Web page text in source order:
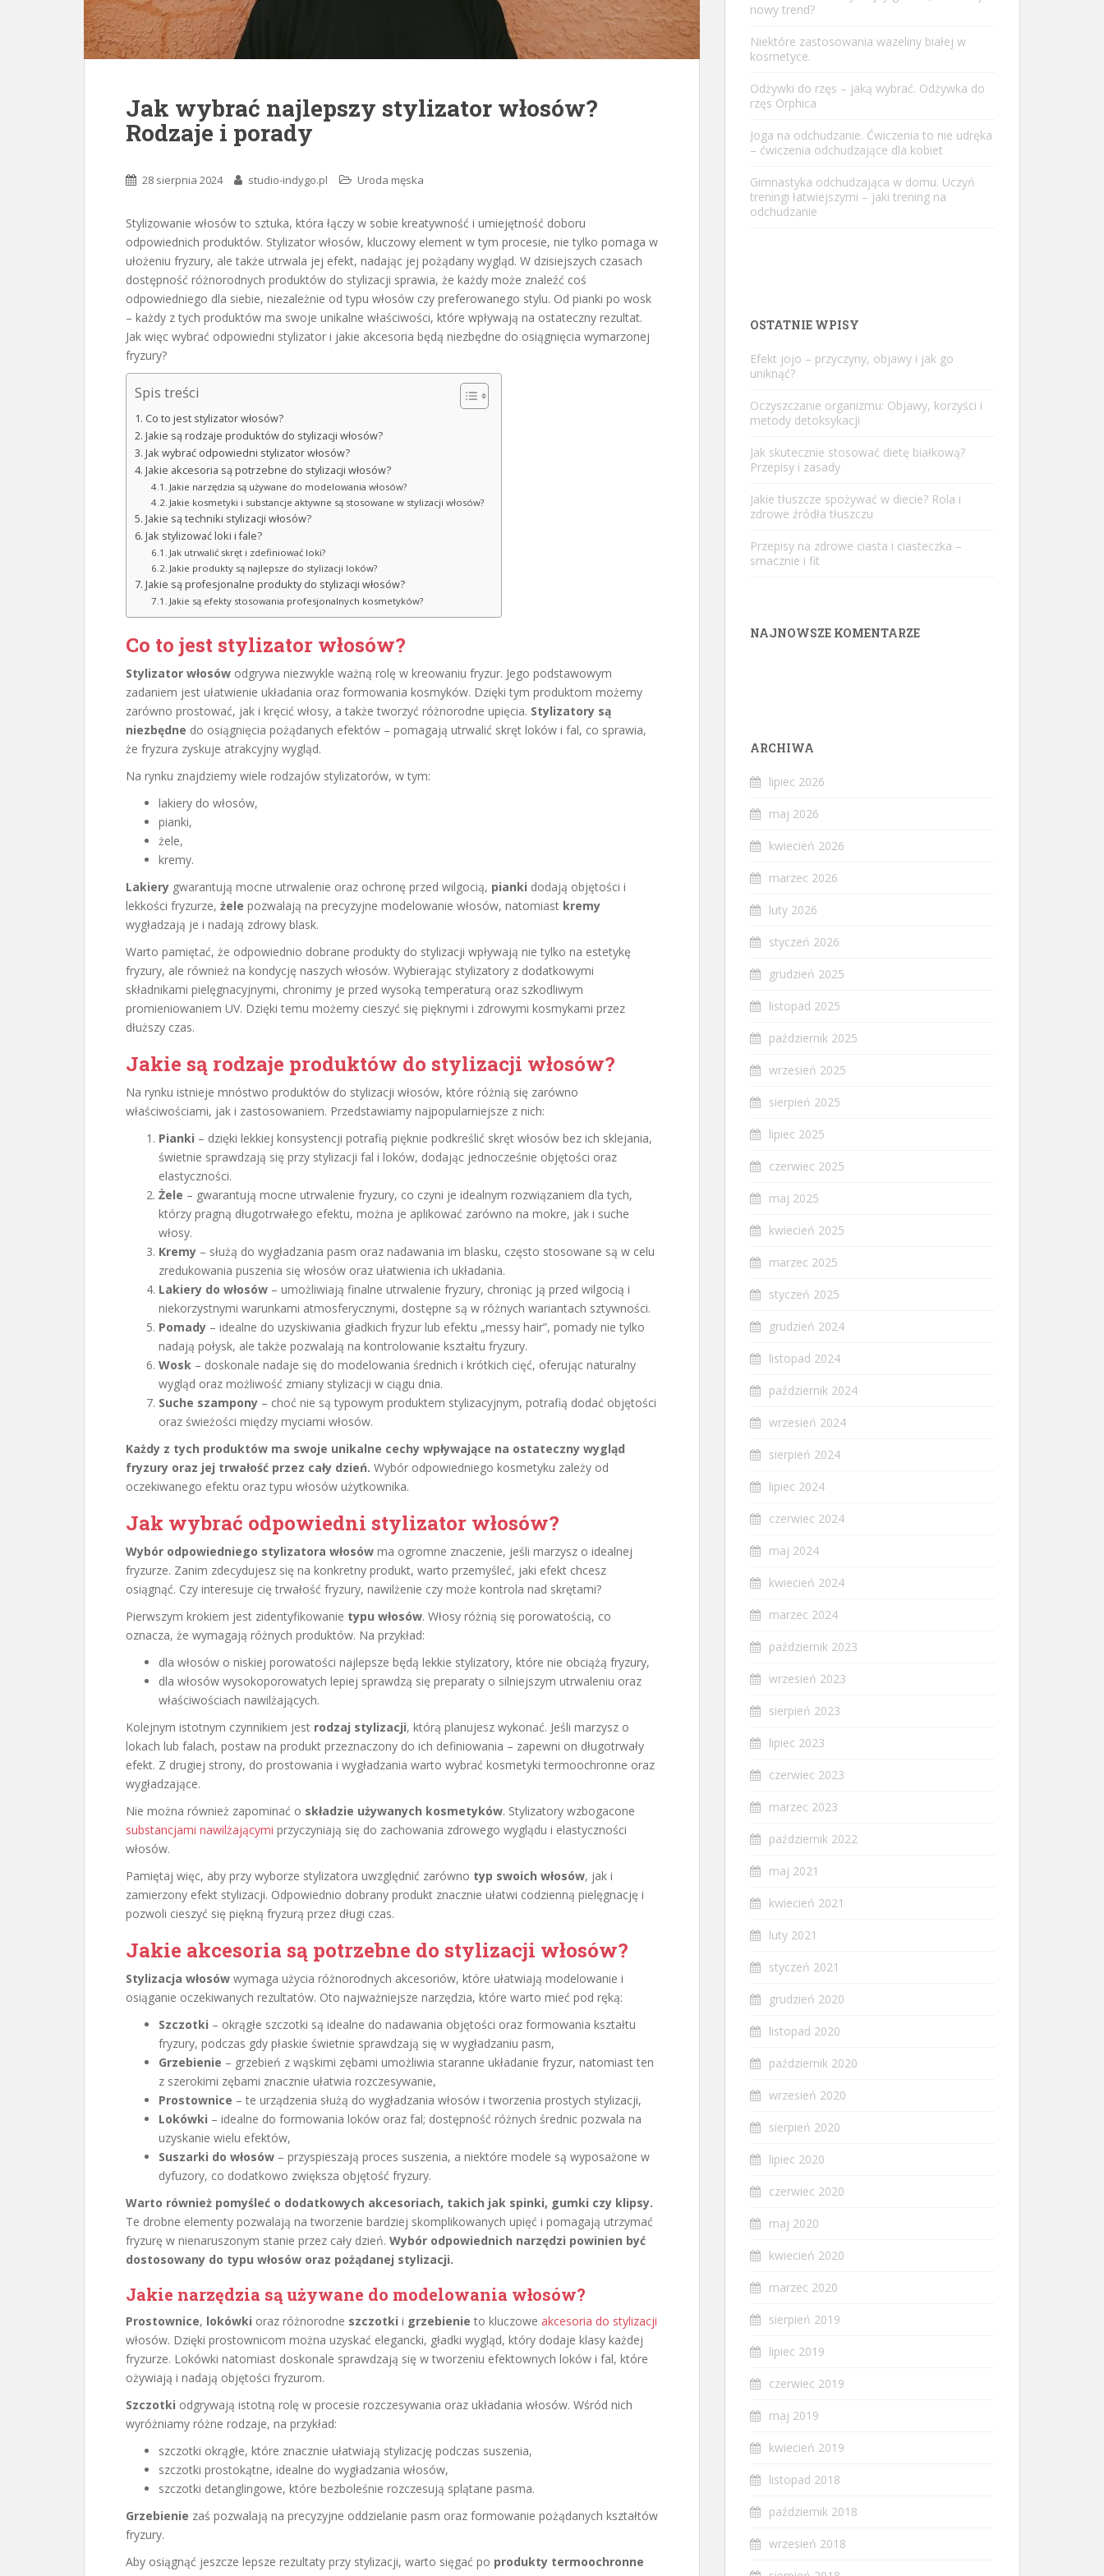
Jak wybrać najlepszy stylizator włosów?
Rodzaje i porady
28 sierpnia 2024 studio-indygo.pl Uroda męska
Stylizowanie włosów to sztuka, która łączy w sobie kreatywność i umiejętność doboru
odpowiednich produktów. Stylizator włosów, kluczowy element w tym procesie, nie tylko pomaga w
ułożeniu fryzury, ale także utrwala jej efekt, nadając jej pożądany wygląd. W dzisiejszych czasach
dostępność różnorodnych produktów do stylizacji sprawia, że każdy może znaleźć coś
odpowiedniego dla siebie, niezależnie od typu włosów czy preferowanego stylu. Od pianki po wosk
– każdy z tych produktów ma swoje unikalne właściwości, które wpływają na ostateczny rezultat.
Jak więc wybrać odpowiedni stylizator i jakie akcesoria będą niezbędne do osiągnięcia wymarzonej
fryzury?
Spis treści
Co to jest stylizator włosów?
Jakie są rodzaje produktów do stylizacji włosów?
Jak wybrać odpowiedni stylizator włosów?
Jakie akcesoria są potrzebne do stylizacji włosów?
Jakie narzędzia są używane do modelowania włosów?
Jakie kosmetyki i substancje aktywne są stosowane w stylizacji włosów?
Jakie są techniki stylizacji włosów?
Jak stylizować loki i fale?
Jak utrwalić skręt i zdefiniować loki?
Jakie produkty są najlepsze do stylizacji loków?
Jakie są profesjonalne produkty do stylizacji włosów?
Jakie są efekty stosowania profesjonalnych kosmetyków?
Co to jest stylizator włosów?
Stylizator włosów odgrywa niezwykle ważną rolę w kreowaniu fryzur. Jego podstawowym
zadaniem jest ułatwienie układania oraz formowania kosmyków. Dzięki tym produktom możemy
zarówno prostować, jak i kręcić włosy, a także tworzyć różnorodne upięcia. Stylizatory są
niezbędne do osiągnięcia pożądanych efektów – pomagają utrwalić skręt loków i fal, co sprawia,
że fryzura zyskuje atrakcyjny wygląd.
Na rynku znajdziemy wiele rodzajów stylizatorów, w tym:
lakiery do włosów,
pianki,
żele,
kremy.
Lakiery gwarantują mocne utrwalenie oraz ochronę przed wilgocią, pianki dodają objętości i
lekkości fryzurze, żele pozwalają na precyzyjne modelowanie włosów, natomiast kremy
wygładzają je i nadają zdrowy blask.
Warto pamiętać, że odpowiednio dobrane produkty do stylizacji wpływają nie tylko na estetykę
fryzury, ale również na kondycję naszych włosów. Wybierając stylizatory z dodatkowymi
składnikami pielęgnacyjnymi, chronimy je przed wysoką temperaturą oraz szkodliwym
promieniowaniem UV. Dzięki temu możemy cieszyć się pięknymi i zdrowymi kosmykami przez
dłuższy czas.
Jakie są rodzaje produktów do stylizacji włosów?
Na rynku istnieje mnóstwo produktów do stylizacji włosów, które różnią się zarówno
właściwościami, jak i zastosowaniem. Przedstawiamy najpopularniejsze z nich:
Pianki – dzięki lekkiej konsystencji potrafią pięknie podkreślić skręt włosów bez ich sklejania,
świetnie sprawdzają się przy stylizacji fal i loków, dodając jednocześnie objętości oraz
elastyczności.
Żele – gwarantują mocne utrwalenie fryzury, co czyni je idealnym rozwiązaniem dla tych,
którzy pragną długotrwałego efektu, można je aplikować zarówno na mokre, jak i suche
włosy.
Kremy – służą do wygładzania pasm oraz nadawania im blasku, często stosowane są w celu
zredukowania puszenia się włosów oraz ułatwienia ich układania.
Lakiery do włosów – umożliwiają finalne utrwalenie fryzury, chroniąc ją przed wilgocią i
niekorzystnymi warunkami atmosferycznymi, dostępne są w różnych wariantach sztywności.
Pomady – idealne do uzyskiwania gładkich fryzur lub efektu „messy hair”, pomady nie tylko
nadają połysk, ale także pozwalają na kontrolowanie kształtu fryzury.
Wosk – doskonale nadaje się do modelowania średnich i krótkich cięć, oferując naturalny
wygląd oraz możliwość zmiany stylizacji w ciągu dnia.
Suche szampony – choć nie są typowym produktem stylizacyjnym, potrafią dodać objętości
oraz świeżości między myciami włosów.
Każdy z tych produktów ma swoje unikalne cechy wpływające na ostateczny wygląd
fryzury oraz jej trwałość przez cały dzień. Wybór odpowiedniego kosmetyku zależy od
oczekiwanego efektu oraz typu włosów użytkownika.
Jak wybrać odpowiedni stylizator włosów?
Wybór odpowiedniego stylizatora włosów ma ogromne znaczenie, jeśli marzysz o idealnej
fryzurze. Zanim zdecydujesz się na konkretny produkt, warto przemyśleć, jaki efekt chcesz
osiągnąć. Czy interesuje cię trwałość fryzury, nawilżenie czy może kontrola nad skrętami?
Pierwszym krokiem jest zidentyfikowanie typu włosów. Włosy różnią się porowatością, co
oznacza, że wymagają różnych produktów. Na przykład:
dla włosów o niskiej porowatości najlepsze będą lekkie stylizatory, które nie obciążą fryzury,
dla włosów wysokoporowatych lepiej sprawdzą się preparaty o silniejszym utrwaleniu oraz
właściwościach nawilżających.
Kolejnym istotnym czynnikiem jest rodzaj stylizacji, którą planujesz wykonać. Jeśli marzysz o
lokach lub falach, postaw na produkt przeznaczony do ich definiowania – zapewni on długotrwały
efekt. Z drugiej strony, do prostowania i wygładzania warto wybrać kosmetyki termoochronne oraz
wygładzające.
Nie można również zapominać o składzie używanych kosmetyków. Stylizatory wzbogacone
substancjami nawilżającymi przyczyniają się do zachowania zdrowego wyglądu i elastyczności
włosów.
Pamiętaj więc, aby przy wyborze stylizatora uwzględnić zarówno typ swoich włosów, jak i
zamierzony efekt stylizacji. Odpowiednio dobrany produkt znacznie ułatwi codzienną pielęgnację i
pozwoli cieszyć się piękną fryzurą przez długi czas.
Jakie akcesoria są potrzebne do stylizacji włosów?
Stylizacja włosów wymaga użycia różnorodnych akcesoriów, które ułatwiają modelowanie i
osiąganie oczekiwanych rezultatów. Oto najważniejsze narzędzia, które warto mieć pod ręką:
Szczotki – okrągłe szczotki są idealne do nadawania objętości oraz formowania kształtu
fryzury, podczas gdy płaskie świetnie sprawdzają się w wygładzaniu pasm,
Grzebienie – grzebień z wąskimi zębami umożliwia staranne układanie fryzur, natomiast ten
z szerokimi zębami znacznie ułatwia rozczesywanie,
Prostownice – te urządzenia służą do wygładzania włosów i tworzenia prostych stylizacji,
Lokówki – idealne do formowania loków oraz fal; dostępność różnych średnic pozwala na
uzyskanie wielu efektów,
Suszarki do włosów – przyspieszają proces suszenia, a niektóre modele są wyposażone w
dyfuzory, co dodatkowo zwiększa objętość fryzury.
Warto również pomyśleć o dodatkowych akcesoriach, takich jak spinki, gumki czy klipsy.
Te drobne elementy pozwalają na tworzenie bardziej skomplikowanych upięć i pomagają utrzymać
fryzurę w nienaruszonym stanie przez cały dzień. Wybór odpowiednich narzędzi powinien być
dostosowany do typu włosów oraz pożądanej stylizacji.
Jakie narzędzia są używane do modelowania włosów?
Prostownice, lokówki oraz różnorodne szczotki i grzebienie to kluczowe akcesoria do stylizacji
włosów. Dzięki prostownicom można uzyskać elegancki, gładki wygląd, który dodaje klasy każdej
fryzurze. Lokówki natomiast doskonale sprawdzają się w tworzeniu efektownych loków i fal, które
ożywiają i nadają objętości fryzurom.
Szczotki odgrywają istotną rolę w procesie rozczesywania oraz układania włosów. Wśród nich
wyróżniamy różne rodzaje, na przykład:
szczotki okrągłe, które znacznie ułatwiają stylizację podczas suszenia,
szczotki prostokątne, idealne do wygładzania włosów,
szczotki detanglingowe, które bezboleśnie rozczesują splątane pasma.
Grzebienie zaś pozwalają na precyzyjne oddzielanie pasm oraz formowanie pożądanych kształtów
fryzury.
Aby osiągnąć jeszcze lepsze rezultaty przy stylizacji, warto sięgać po produkty termoochronne
nowy trend?
Niektóre zastosowania wazeliny białej w
kosmetyce.
Odżywki do rzęs – jaką wybrać. Odżywka do
rzęs Orphica
Joga na odchudzanie. Ćwiczenia to nie udręka
– ćwiczenia odchudzające dla kobiet
Gimnastyka odchudzająca w domu. Uczyń
treningi łatwiejszymi – jaki trening na
odchudzanie
OSTATNIE WPISY
Efekt jojo – przyczyny, objawy i jak go
uniknąć?
Oczyszczanie organizmu: Objawy, korzyści i
metody detoksykacji
Jak skutecznie stosować dietę białkową?
Przepisy i zasady
Jakie tłuszcze spożywać w diecie? Rola i
zdrowe źródła tłuszczu
Przepisy na zdrowe ciasta i ciasteczka –
smacznie i fit
NAJNOWSZE KOMENTARZE
ARCHIWA
lipiec 2026
maj 2026
kwiecień 2026
marzec 2026
luty 2026
styczeń 2026
grudzień 2025
listopad 2025
październik 2025
wrzesień 2025
sierpień 2025
lipiec 2025
czerwiec 2025
maj 2025
kwiecień 2025
marzec 2025
styczeń 2025
grudzień 2024
listopad 2024
październik 2024
wrzesień 2024
sierpień 2024
lipiec 2024
czerwiec 2024
maj 2024
kwiecień 2024
marzec 2024
październik 2023
wrzesień 2023
sierpień 2023
lipiec 2023
czerwiec 2023
marzec 2023
październik 2022
maj 2021
kwiecień 2021
luty 2021
styczeń 2021
grudzień 2020
listopad 2020
październik 2020
wrzesień 2020
sierpień 2020
lipiec 2020
czerwiec 2020
maj 2020
kwiecień 2020
marzec 2020
sierpień 2019
lipiec 2019
czerwiec 2019
maj 2019
kwiecień 2019
listopad 2018
październik 2018
wrzesień 2018